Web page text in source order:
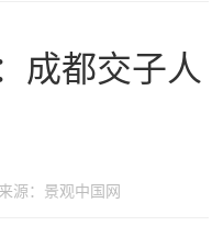
成都交子人
来源：景观中国网